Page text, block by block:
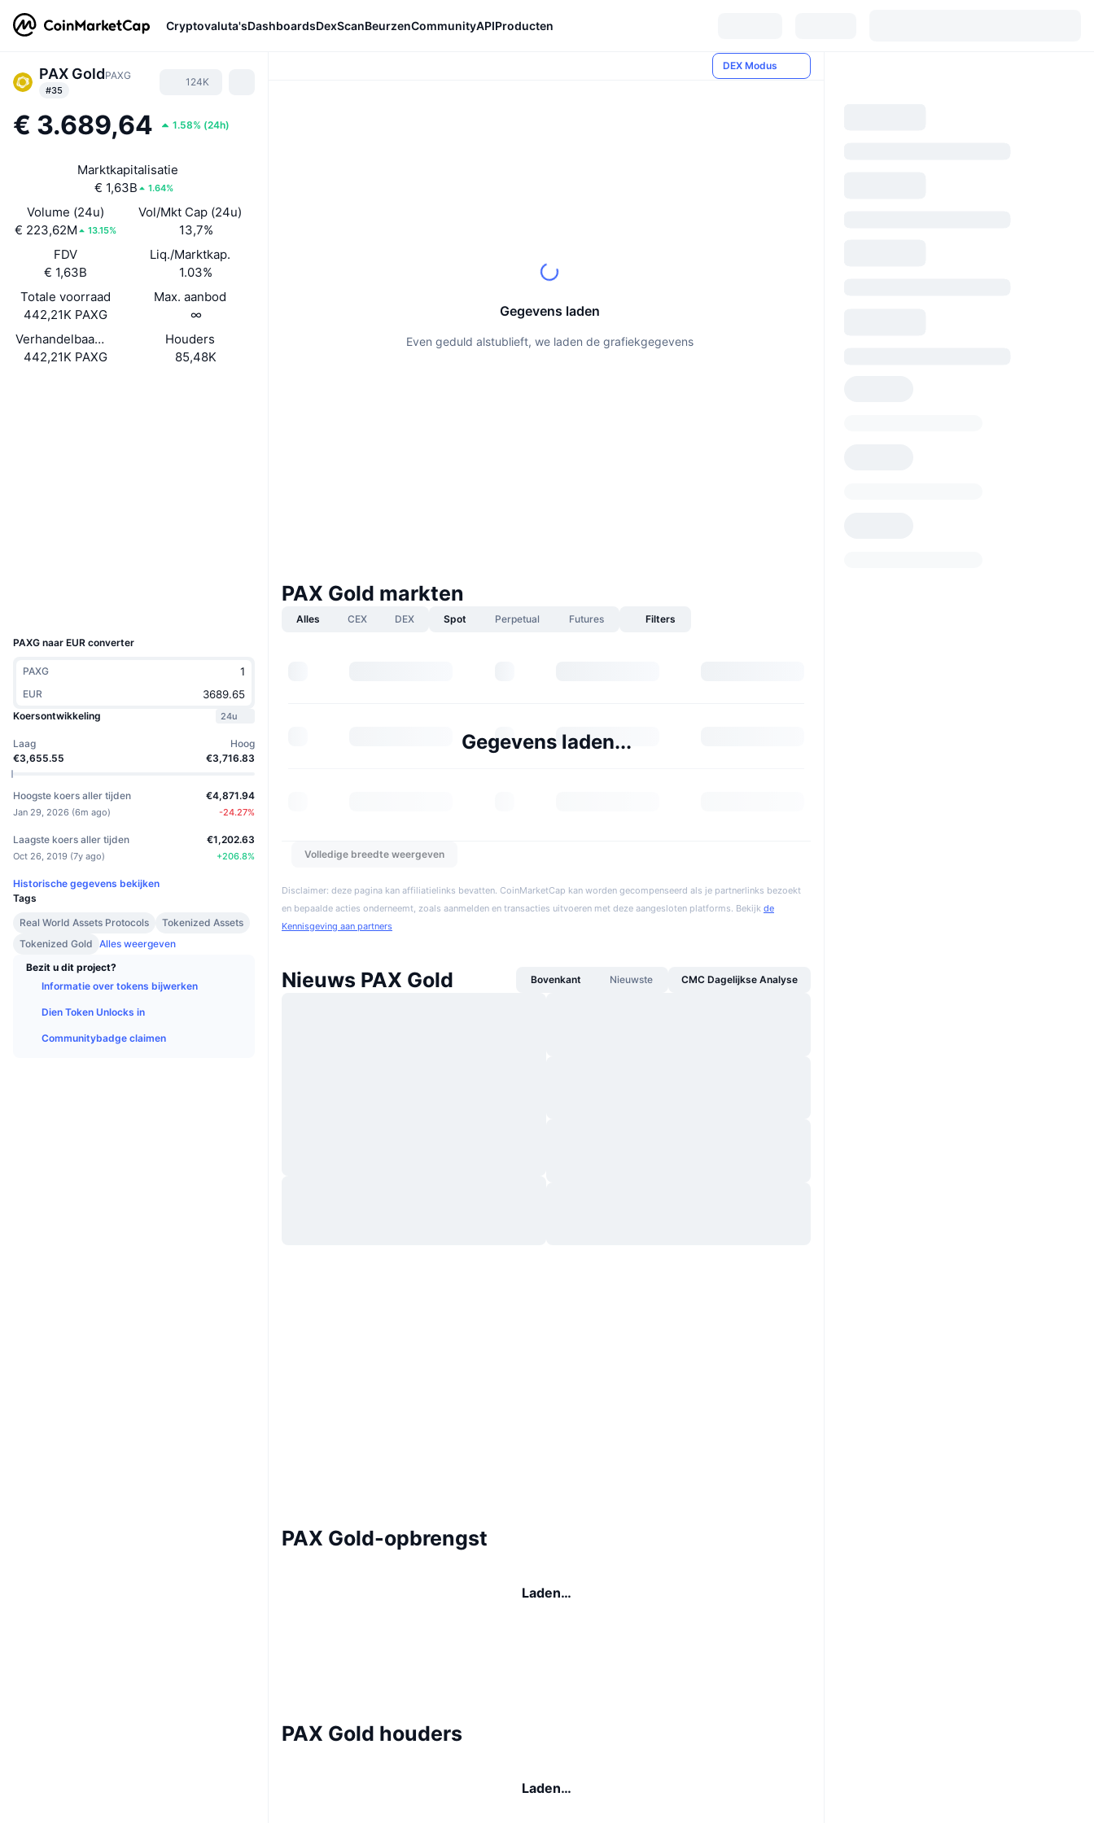
Cryptovaluta'sDashboardsDexScanBeurzenCommunityAPIProducten
PAX GoldPAXG
#35
124K
€ 3.689,64 1.58% (24h)
Marktkapitalisatie
€ 1,63B
1.64%
Volume (24u)
€ 223,62M
13.15%
Vol/Mkt Cap (24u)
13,7%
FDV
€ 1,63B
Liq./Marktkap.
1.03%
Totale voorraad
442,21K PAXG
Max. aanbod
∞
Verhandelbaar aanbod
442,21K PAXG
Houders
85,48K
PAXG naar EUR converter
PAXG
EUR
Koersontwikkeling
24u
Laag
€3,655.55
Hoog
€3,716.83
Hoogste koers aller tijden
Jan 29, 2026 (6m ago)
€4,871.94
-24.27%
Laagste koers aller tijden
Oct 26, 2019 (7y ago)
€1,202.63
+206.8%
Historische gegevens bekijken
Tags
Real World Assets Protocols
Tokenized Assets
Tokenized Gold Alles weergeven
Bezit u dit project?
Informatie over tokens bijwerken
Dien Token Unlocks in
Communitybadge claimen
DEX Modus
Gegevens laden
Even geduld alstublieft, we laden de grafiekgegevens
PAX Gold markten
Alles CEX DEX Spot Perpetual Futures Filters
Gegevens laden...
Volledige breedte weergeven
Disclaimer: deze pagina kan affiliatielinks bevatten. CoinMarketCap kan worden gecompenseerd als je partnerlinks bezoekt
en bepaalde acties onderneemt, zoals aanmelden en transacties uitvoeren met deze aangesloten platforms. Bekijk de
Kennisgeving aan partners
Nieuws PAX Gold Bovenkant Nieuwste CMC Dagelijkse Analyse
PAX Gold-opbrengst
Laden…
PAX Gold houders
Laden…